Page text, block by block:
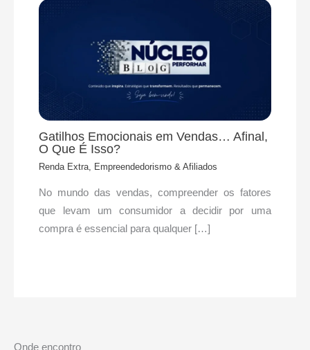
Gatilhos Emocionais em Vendas… Afinal,
O Que É Isso?
Renda Extra, Empreendedorismo & Afiliados
No mundo das vendas, compreender os fatores
que levam um consumidor a decidir por uma
compra é essencial para qualquer […]
Onde encontro